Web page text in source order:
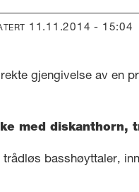
11.11.2014 - 15:04
gjengivelse av en
med diskanthorn,
basshøyttaler,